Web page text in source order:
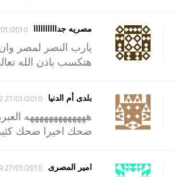
مصريه جداااااااااا 2010 04:11
يارب النصر لمصر
هتكسب باذن الله
بلدى أم الدنيا 27/01/2010 03:32
هههههههههههههه
ضحك اخيرا ضحك
امير المصرى 27/01/2010 02:59